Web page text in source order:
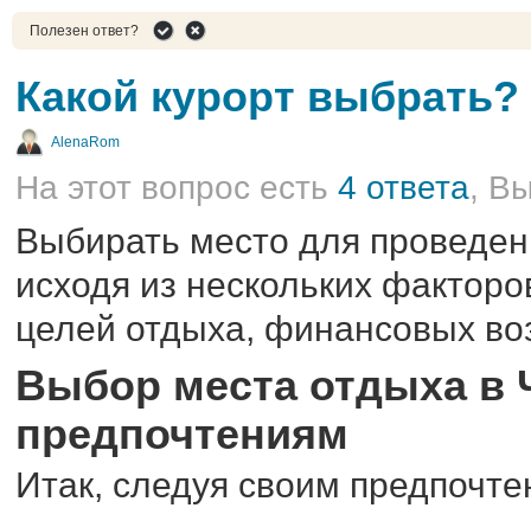
Полезен ответ?
Какой курорт выбрать?
AlenaRom
На этот вопрос есть 4 ответа,
Выбирать место для
исходя из нескольких
целей отдыха, финансовых
Выбор места отдыха в
предпочтениям
Итак, следуя своим